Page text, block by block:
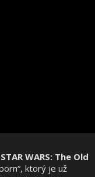
STAR WARS: The Old
ktorý je už